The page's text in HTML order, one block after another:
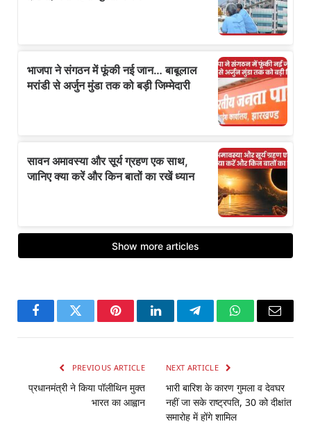
FacebookTwitter PinterestLinkedInTelegramWhatsApp
Email
PREVIOUS ARTICLE
प्रधानमंत्री ने किया पॉलीथिन मुक्त
भारत का आह्वान
NEXT ARTICLE
भारी बारिश के कारण गुमला व देवघर
नहीं जा सके राष्ट्रपति, 30 को दीक्षांत
समारोह में होंगे शामिल